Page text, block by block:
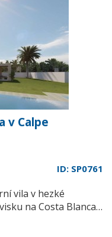
v Calpe
ID: SP0761
vila v hezké
na Costa Blanca…